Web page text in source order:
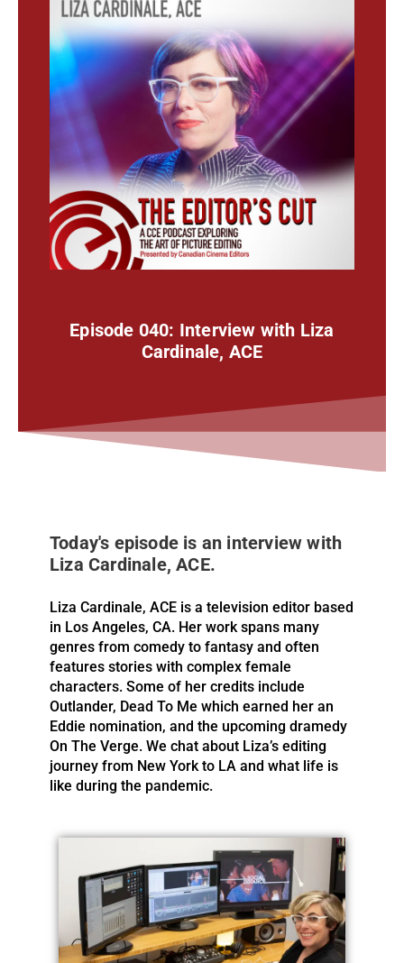
Episode 040: Interview with Liza
Cardinale, ACE
Today's episode is an interview with
Liza Cardinale, ACE.
Liza Cardinale, ACE is a television editor based
in Los Angeles, CA. Her work spans many
genres from comedy to fantasy and often
features stories with complex female
characters. Some of her credits include
Outlander, Dead To Me which earned her an
Eddie nomination, and the upcoming dramedy
On The Verge. We chat about Liza’s editing
journey from New York to LA and what life is
like during the pandemic.